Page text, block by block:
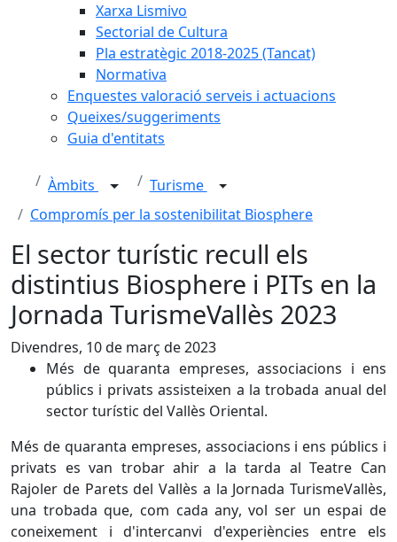
Xarxa Lismivo
Sectorial de Cultura
Pla estratègic 2018-2025 (Tancat)
Normativa
Enquestes valoració serveis i actuacions
Queixes/suggeriments
Guia d'entitats
Àmbits
Turisme
Compromís per la sostenibilitat Biosphere
El sector turístic recull els
distintius Biosphere i PITs en la
Jornada TurismeVallès 2023
Divendres, 10 de març de 2023
Més de quaranta empreses, associacions i ens
públics i privats assisteixen a la trobada anual del
sector turístic del Vallès Oriental.
Més de quaranta empreses, associacions i ens públics i
privats es van trobar ahir a la tarda al Teatre Can
Rajoler de Parets del Vallès a la Jornada TurismeVallès,
una trobada que, com cada any, vol ser un espai de
coneixement i d'intercanvi d'experiències entre els